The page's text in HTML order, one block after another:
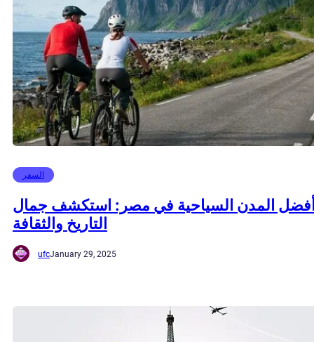
السفر
المدن السياحية في مصر: استكشف جمال
التاريخ والثقافة
ufcJanuary 29, 2025